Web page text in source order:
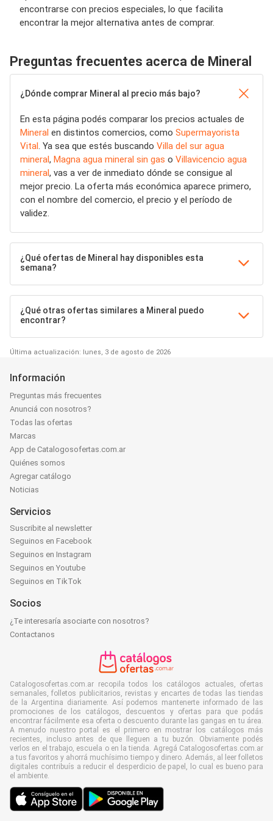
encontrarse con precios especiales, lo que facilita
encontrar la mejor alternativa antes de comprar.
Preguntas frecuentes acerca de Mineral
¿Dónde comprar Mineral al precio más bajo?
En esta página podés comparar los precios actuales de
Mineral en distintos comercios, como Supermayorista
Vital . Ya sea que estés buscando Villa del sur agua
mineral, Magna agua mineral sin gas o Villavicencio agua
mineral, vas a ver de inmediato dónde se consigue al
mejor precio. La oferta más económica aparece primero,
con el nombre del comercio, el precio y el período de
validez.
¿Qué ofertas de Mineral hay disponibles esta
semana?
¿Qué otras ofertas similares a Mineral puedo
encontrar?
Última actualización: lunes, 3 de agosto de 2026
Información
Preguntas más frecuentes
Anunciá con nosotros?
Todas las ofertas
Marcas
App de Catalogosofertas.com.ar
Quiénes somos
Agregar catálogo
Noticias
Servicios
Suscribite al newsletter
Seguinos en Facebook
Seguinos en Instagram
Seguinos en Youtube
Seguinos en TikTok
Socios
¿Te interesaría asociarte con nosotros?
Contactanos
Catalogosofertas.com.ar recopila todos los catálogos actuales, ofertas
semanales, folletos publicitarios, revistas y encartes de todas las tiendas
de la Argentina diariamente. Así podemos mantenerte informado de las
promociones de los catálogos, descuentos y ofertas para que podás
encontrar fácilmente esa oferta o descuento durante las gangas en tu área.
A menudo nuestro portal es el primero en mostrar los catálogos más
recientes, incluso antes de que lleguen a tu buzón. Obviamente podés
verlos en el trabajo, escuela o en la tienda. Agregá Catalogosofertas.com.ar
a tus favoritos y ahorrá muchísimo tiempo y dinero. Además, al leer folletos
digitales contribuís a reducir el desperdicio de papel, lo cual es bueno para
el ambiente.